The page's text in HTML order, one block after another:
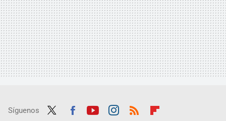
Síguenos